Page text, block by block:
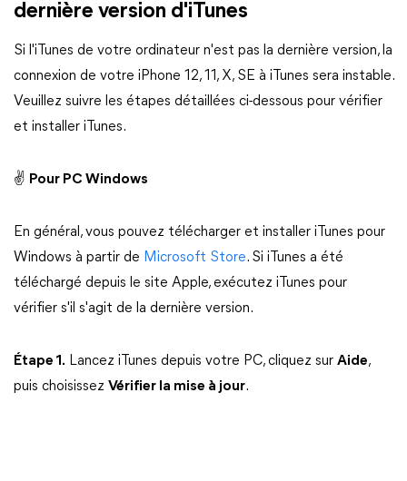
dernière version d'iTunes
Si l'iTunes de votre ordinateur n'est pas la dernière version, la
connexion de votre iPhone 12, 11, X, SE à iTunes sera instable.
Veuillez suivre les étapes détaillées ci-dessous pour vérifier
et installer iTunes.
✌ Pour PC Windows
En général, vous pouvez télécharger et installer iTunes pour
Windows à partir de Microsoft Store. Si iTunes a été
téléchargé depuis le site Apple, exécutez iTunes pour
vérifier s'il s'agit de la dernière version.
Étape 1. Lancez iTunes depuis votre PC, cliquez sur Aide,
puis choisissez Vérifier la mise à jour.